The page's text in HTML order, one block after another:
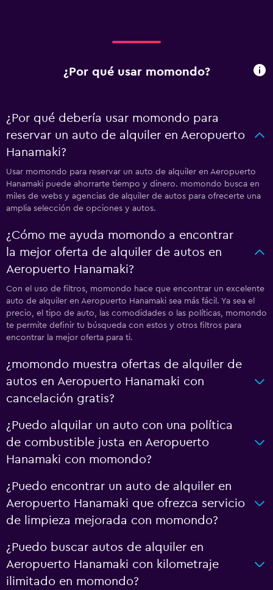
¿Por qué usar momondo?
¿Por qué debería usar momondo para
reservar un auto de alquiler en Aeropuerto
Hanamaki?
Usar momondo para reservar un auto de alquiler en Aeropuerto
Hanamaki puede ahorrarte tiempo y dinero. momondo busca en
miles de webs y agencias de alquiler de autos para ofrecerte una
amplia selección de opciones y autos.
¿Cómo me ayuda momondo a encontrar
la mejor oferta de alquiler de autos en
Aeropuerto Hanamaki?
Con el uso de filtros, momondo hace que encontrar un excelente
auto de alquiler en Aeropuerto Hanamaki sea más fácil. Ya sea el
precio, el tipo de auto, las comodidades o las políticas, momondo
te permite definir tu búsqueda con estos y otros filtros para
encontrar la mejor oferta para ti.
¿momondo muestra ofertas de alquiler de
autos en Aeropuerto Hanamaki con
cancelación gratis?
¿Puedo alquilar un auto con una política
de combustible justa en Aeropuerto
Hanamaki con momondo?
¿Puedo encontrar un auto de alquiler en
Aeropuerto Hanamaki que ofrezca servicio
de limpieza mejorada con momondo?
¿Puedo buscar autos de alquiler en
Aeropuerto Hanamaki con kilometraje
ilimitado en momondo?